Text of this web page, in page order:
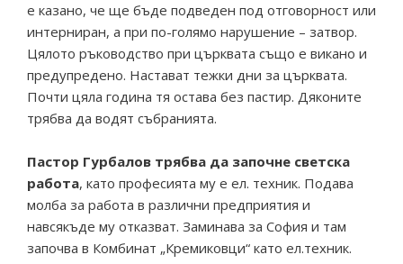
е казано, че ще бъде подведен под отговорност или
интерниран, а при по-голямо нарушение – затвор.
Цялото ръководство при църквата също е викано и
предупредено. Настават тежки дни за църквата.
Почти цяла година тя остава без пастир. Дяконите
трябва да водят събранията.
Пастор Гурбалов трябва да започне светска
работа, като професията му е ел. техник. Подава
молба за работа в различни предприятия и
навсякъде му отказват. Заминава за София и там
започва в Комбинат „Кремиковци“ като ел.техник.